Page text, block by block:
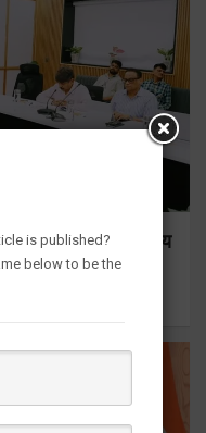
कार्य नियमित समय
is published?
below to be the